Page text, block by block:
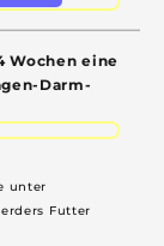
Wochen eine
Darm-
unter
Futter